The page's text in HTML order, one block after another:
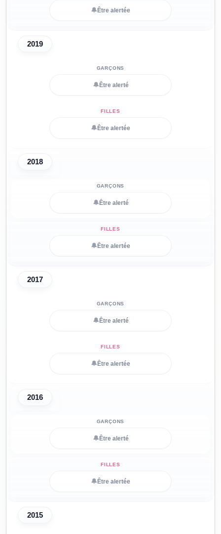
🔔 Être alertée
2019
🔔 Être alerté
🔔 Être alertée
2018
🔔 Être alerté
🔔 Être alertée
2017
🔔 Être alerté
🔔 Être alertée
2016
🔔 Être alerté
🔔 Être alertée
2015